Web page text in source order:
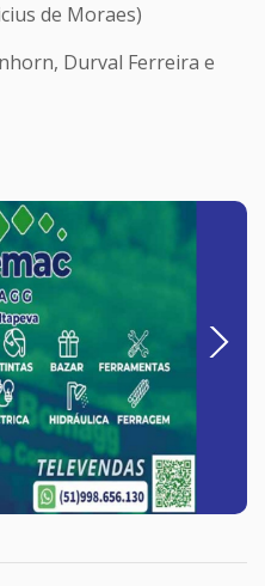
de Moraes)
Durval Ferreira e
Next